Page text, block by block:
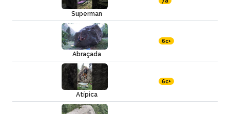
Superman
Abraçada
6c+
Atípica
6c+